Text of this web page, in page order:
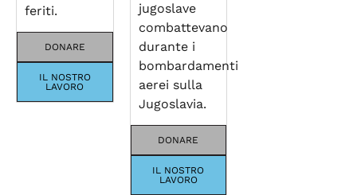
feriti.
DONARE
IL NOSTRO
LAVORO
jugoslave
combattevano
durante i
bombardamenti
aerei sulla
Jugoslavia.
DONARE
IL NOSTRO
LAVORO